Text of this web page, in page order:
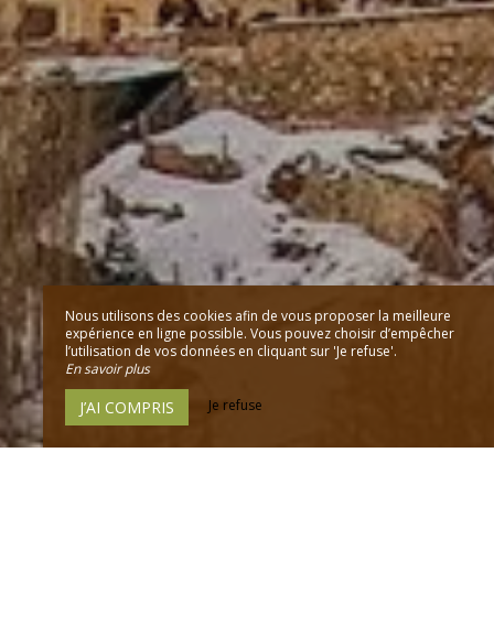
Nous utilisons des cookies afin de vous proposer la meilleure
expérience en ligne possible. Vous pouvez choisir d’empêcher
l’utilisation de vos données en cliquant sur 'Je refuse'.
En savoir plus
J’AI COMPRIS Je refuse